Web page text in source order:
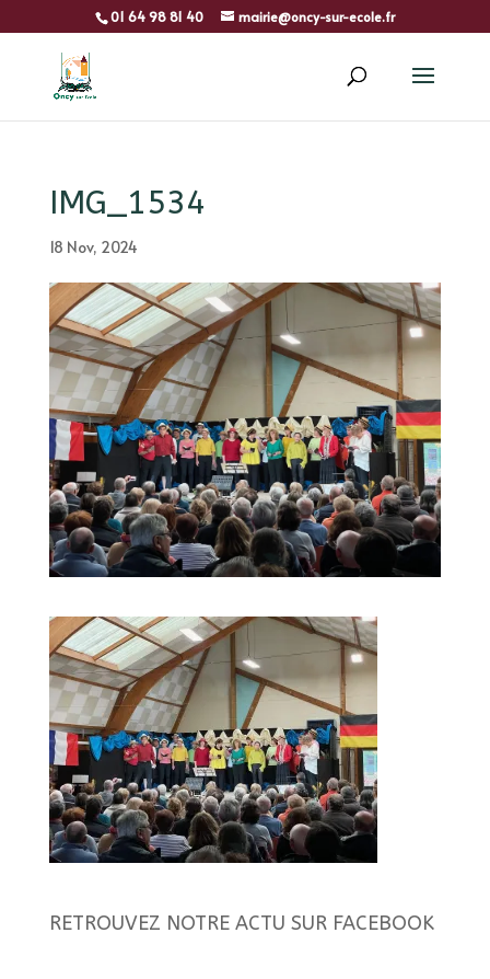
01 64 98 81 40 mairie@oncy-sur-ecole.fr
IMG_1534
18 Nov, 2024
RETROUVEZ NOTRE ACTU SUR FACEBOOK